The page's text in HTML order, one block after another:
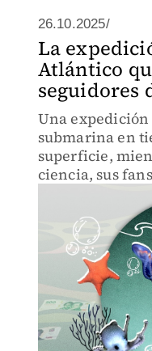
26.10.2025/
La
Atlántico
seguidores
Una
submarina en
superficie,
ciencia, sus